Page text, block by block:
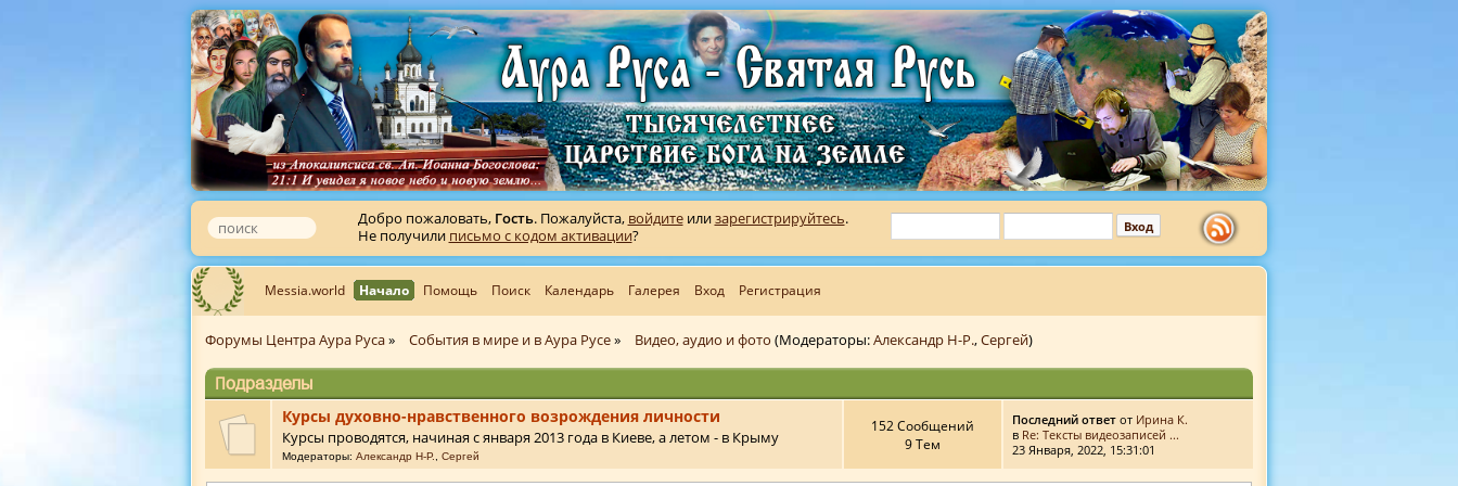
Добро пожаловать, Гость. Пожалуйста, войдитеилизарегистрируйтесь.
Не получили письмо с кодом активации?
Messia.world Начало Помощь Поиск Календарь Галерея Вход Регистрация
Форумы Центра Аура Руса» События в мире и в Аура Русе» Видео, аудио и фото (Модераторы:Александр Н-Р.,Сергей)
Подразделы
Курсы духовно-нравственного возрождения личности
Курсы проводятся, начиная с января 2013 года в Киеве, а летом - в Крыму
Модераторы:Александр Н-Р. ,Сергей
152 Сообщений
9 Тем
Последний ответот Ирина К.
в Re: Тексты видеозаписей ...
23 Января, 2022, 15:31:01